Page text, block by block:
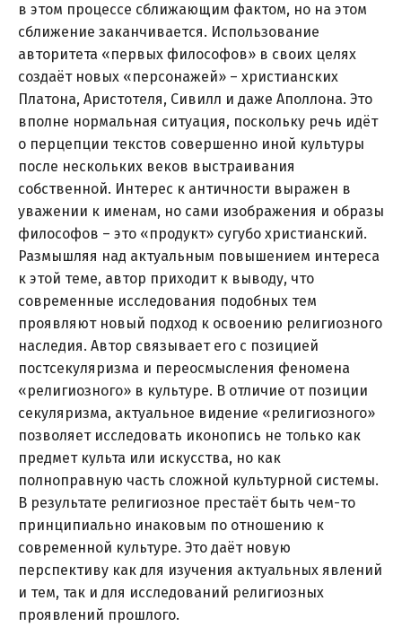
в этом процессе сближающим фактом, но на этом
сближение заканчивается. Использование
авторитета «первых философов» в своих целях
создаёт новых «персонажей» – христианских
Платона, Аристотеля, Сивилл и даже Аполлона. Это
вполне нормальная ситуация, поскольку речь идёт
о перцепции текстов совершенно иной культуры
после нескольких веков выстраивания
собственной. Интерес к античности выражен в
уважении к именам, но сами изображения и образы
философов – это «продукт» сугубо христианский.
Размышляя над актуальным повышением интереса
к этой теме, автор приходит к выводу, что
современные исследования подобных тем
проявляют новый подход к освоению религиозного
наследия. Автор связывает его с позицией
постсекуляризма и переосмысления феномена
«религиозного» в культуре. В отличие от позиции
секуляризма, актуальное видение «религиозного»
позволяет исследовать иконопись не только как
предмет культа или искусства, но как
полноправную часть сложной культурной системы.
В результате религиозное престаёт быть чем-то
принципиально инаковым по отношению к
современной культуре. Это даёт новую
перспективу как для изучения актуальных явлений
и тем, так и для исследований религиозных
проявлений прошлого.